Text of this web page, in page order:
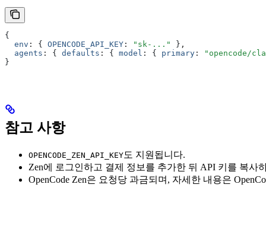
{
  env
: { OPENCODE_API_KEY : "sk-..." } ,
  agents
: { defaults : { model : { primary :
"opencode/
}
참고 사항
OPENCODE_ZEN_API_KEY도 지원됩니다.
Zen에 로그인하고 결제 정보를 추가한 뒤 API 키를 복사
OpenCode Zen은 요청당 과금되며, 자세한 내용은